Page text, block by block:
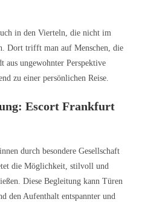
in den Vierteln, die nicht im
Dort trifft man auf Menschen, die
aus ungewohnter Perspektive
zu einer persönlichen Reise.
Escort Frankfurt
durch besondere Gesellschaft
die Möglichkeit, stilvoll und
Diese Begleitung kann Türen
den Aufenthalt entspannter und